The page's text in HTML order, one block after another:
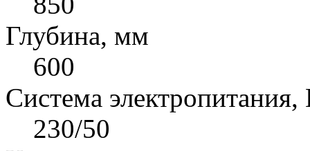
Глубина, мм
600
Система
230/50